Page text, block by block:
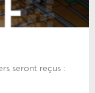
seront reçus :